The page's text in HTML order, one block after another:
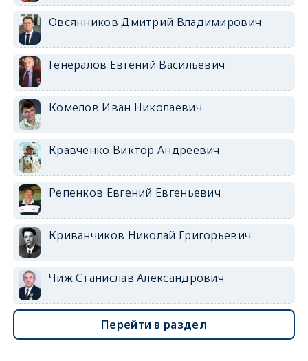
Овсянников Дмитрий Владимирович
Генералов Евгений Васильевич
Комелов Иван Николаевич
Кравченко Виктор Андреевич
Репенков Евгений Евгеньевич
Криванчиков Николай Григорьевич
Чиж Станислав Александрович
Перейти в раздел